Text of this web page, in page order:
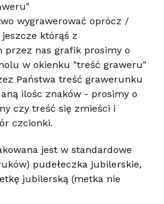
wygrawerować oprócz /
którąś z
przez nas grafik prosimy o
w okienku "treść graweru"
Państwa treść grawerunku
ilośc znaków - prosimy o
czy treść się zmieści i
czcionki.
jest w standardowe
pudełeczka jubilerskie,
jubilerską (metka nie